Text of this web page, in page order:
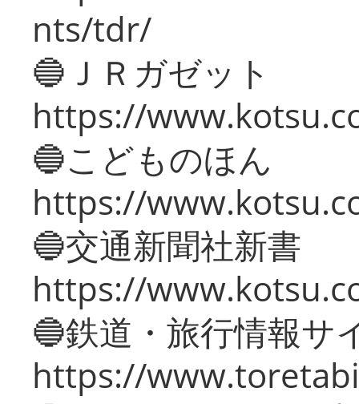
nts/tdr/
🔵ＪＲガゼット
https://
🔵こどものほん
https://
🔵交通新聞社新書
https://
🔵鉄道・旅行情報サ
https://